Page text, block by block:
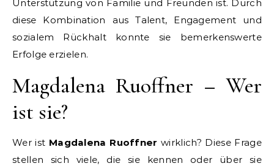
Unterstützung von Familie und Freunden ist. Durch
diese Kombination aus Talent, Engagement und
sozialem Rückhalt konnte sie bemerkenswerte
Erfolge erzielen.
Magdalena Ruoffner – Wer
ist sie?
Wer ist Magdalena Ruoffner wirklich? Diese Frage
stellen sich viele, die sie kennen oder über sie